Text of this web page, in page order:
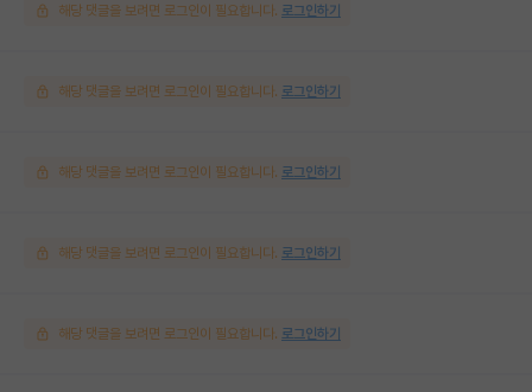
해당 댓글을 보려면 로그인이 필요합니다. 로그인하기
해당 댓글을 보려면 로그인이 필요합니다. 로그인하기
해당 댓글을 보려면 로그인이 필요합니다. 로그인하기
해당 댓글을 보려면 로그인이 필요합니다. 로그인하기
해당 댓글을 보려면 로그인이 필요합니다. 로그인하기